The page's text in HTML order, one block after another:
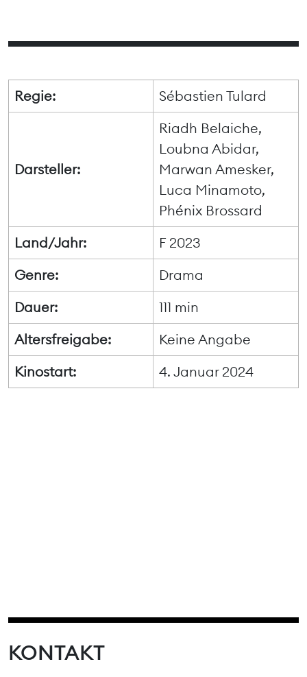
Regie: Sébastien Tulard
Darsteller:
Riadh Belaiche,
Loubna Abidar,
Marwan Amesker,
Luca Minamoto,
Phénix Brossard
Land/Jahr:
F 2023
Genre:
Drama
Dauer:
111 min
Altersfreigabe:
Keine Angabe
Kinostart:
4. Januar 2024
KONTAKT